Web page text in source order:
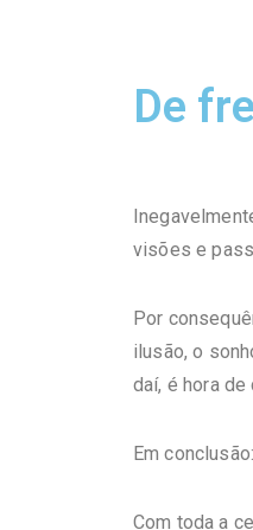
De
visões e
Por
ilusão, o
daí­, é hora de
Em
Com toda a